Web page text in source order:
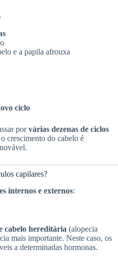
e a papila afrouxa
ciclo
porvárias dezenas de ciclos
crescimento do cabelo é
capilares?
internos e externos:
cabelo hereditária (alopecia
mais importante. Neste caso, os
a determinadas hormonas.